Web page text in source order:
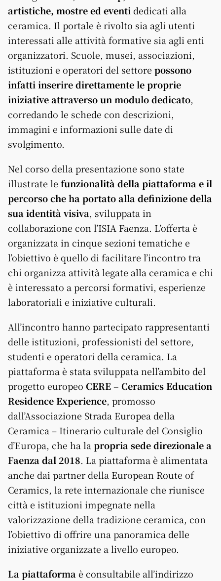
artistiche, mostre ed eventi dedicati alla
ceramica. Il portale è rivolto sia agli utenti
interessati alle attività formative sia agli enti
organizzatori. Scuole, musei, associazioni,
istituzioni e operatori del settore possono
infatti inserire direttamente le proprie
iniziative attraverso un modulo dedicato,
corredando le schede con descrizioni,
immagini e informazioni sulle date di
svolgimento.
Nel corso della presentazione sono state
illustrate le funzionalità della piattaforma e il
percorso che ha portato alla definizione della
sua identità visiva, sviluppata in
collaborazione con l’ISIA Faenza. L’offerta è
organizzata in cinque sezioni tematiche e
l’obiettivo è quello di facilitare l’incontro tra
chi organizza attività legate alla ceramica e chi
è interessato a percorsi formativi, esperienze
laboratoriali e iniziative culturali.
All’incontro hanno partecipato rappresentanti
delle istituzioni, professionisti del settore,
studenti e operatori della ceramica. La
piattaforma è stata sviluppata nell’ambito del
progetto europeo CERE – Ceramics Education
Residence Experience, promosso
dall’Associazione Strada Europea della
Ceramica – Itinerario culturale del Consiglio
d’Europa, che ha la propria sede direzionale a
Faenza dal 2018. La piattaforma è alimentata
anche dai partner della European Route of
Ceramics, la rete internazionale che riunisce
città e istituzioni impegnate nella
valorizzazione della tradizione ceramica, con
l’obiettivo di offrire una panoramica delle
iniziative organizzate a livello europeo.
La piattaforma è consultabile all’indirizzo